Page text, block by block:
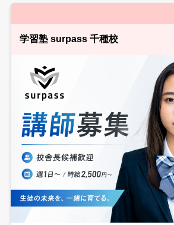
学習塾 surpass 千種校